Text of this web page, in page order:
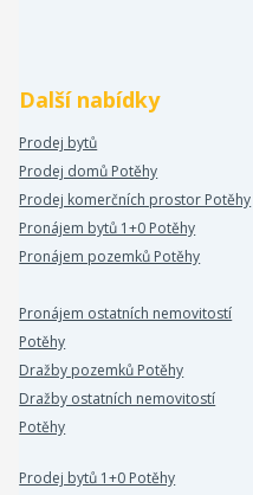
Další nabídky
Prodej bytů
Prodej domů Potěhy
Prodej komerčních prostor Potěhy
Pronájem bytů 1+0 Potěhy
Pronájem pozemků Potěhy
Pronájem ostatních nemovitostí
Potěhy
Dražby pozemků Potěhy
Dražby ostatních nemovitostí
Potěhy
Prodej bytů 1+0 Potěhy